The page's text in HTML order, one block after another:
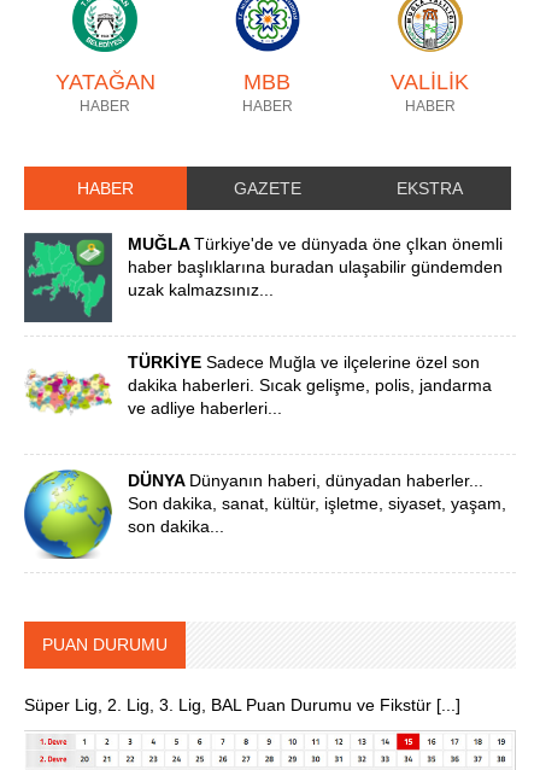
YATAĞAN
HABER
MBB
HABER
VALİLİK
HABER
HABER GAZETE EKSTRA
MUĞLATürkiye'de ve dünyada öne çIkan önemli
haber başlıklarına buradan ulaşabilir gündemden
uzak kalmazsınız...
TÜRKİYESadece Muğla ve ilçelerine özel son
dakika haberleri. Sıcak gelişme, polis, jandarma
ve adliye haberleri...
DÜNYA Dünyanın haberi, dünyadan haberler...
Son dakika, sanat, kültür, işletme, siyaset, yaşam,
son dakika...
PUAN DURUMU
Süper Lig, 2. Lig, 3. Lig, BAL Puan Durumu ve Fikstür [...]